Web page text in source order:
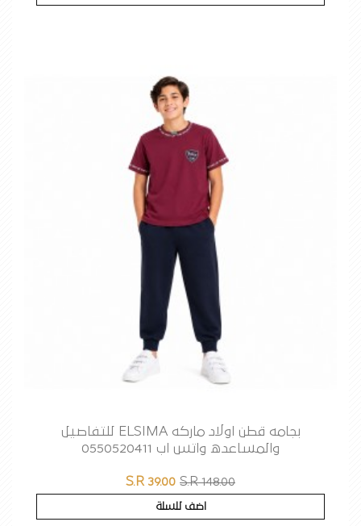
بجامه قطن اولاد ماركه ELSIMA للتفاصيل
والمساعده واتس اب 0550520411
S.R 39.00 S.R 148.00
اضف للسلة